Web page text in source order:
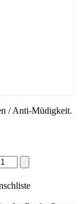
/ Anti-Müdigkeit.